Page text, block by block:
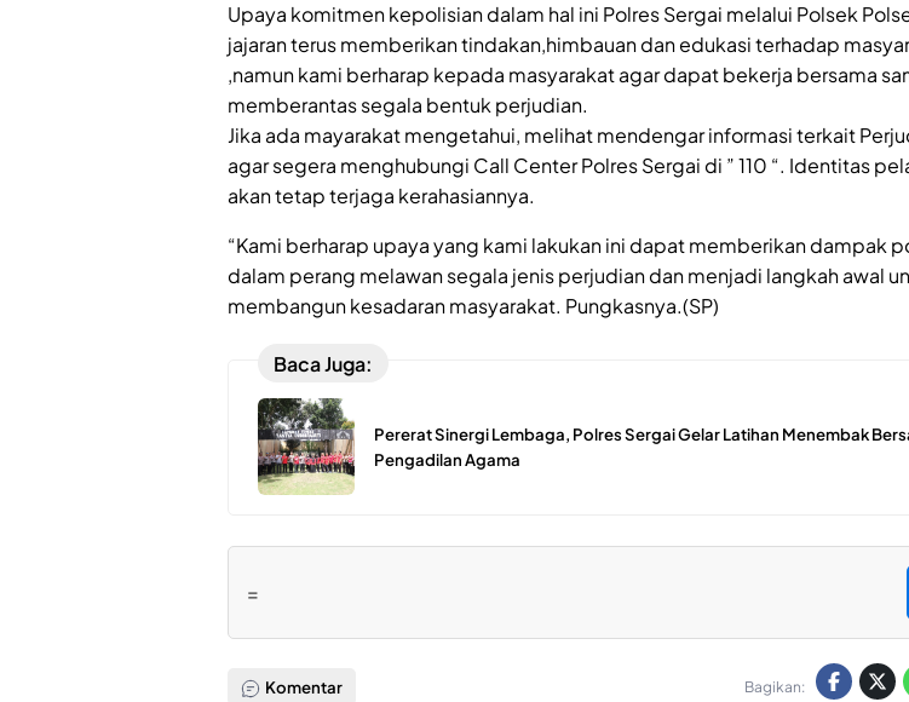
Upaya komitmen kepolisian dalam hal ini Polres Sergai melalui Polsek
jajaran terus memberikan tindakan,himbauan dan edukasi terhadap
,namun kami berharap kepada masyarakat agar dapat bekerja bersama
memberantas segala bentuk perjudian.
Jika ada mayarakat mengetahui, melihat mendengar informasi terkait
agar segera menghubungi Call Center Polres Sergai di ” 110 “. Identitas
akan tetap terjaga kerahasiannya.
“Kami berharap upaya yang kami lakukan ini dapat memberikan dampak
dalam perang melawan segala jenis perjudian dan menjadi langkah awal
membangun kesadaran masyarakat. Pungkasnya.(SP)
Baca Juga:
Pererat Sinergi Lembaga, Polres Sergai Gelar Latihan Menembak
Pengadilan Agama
=
Komentar Bagikan: